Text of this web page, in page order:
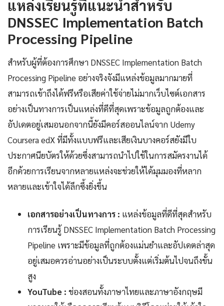
แหล่งเรียนรู้ที่แนะนำสำหรับ
DNSSEC Implementation Batch
Processing Pipeline
สำหรับผู้ที่ต้องการศึกษา DNSSEC Implementation Batch
Processing Pipeline อย่างจริงจังมีแหล่งข้อมูลมากมายที่
สามารถเข้าถึงได้ฟรีหรือเสียค่าใช้จ่ายไม่มากเว็บไซต์เอกสาร
อย่างเป็นทางการเป็นแหล่งที่ดีที่สุดเพราะข้อมูลถูกต้องและ
อัปเดตอยู่เสมอนอกจากนี้ยังมีคอร์สออนไลน์จาก Udemy
Coursera edX ที่มีทั้งแบบฟรีและเสียเงินบางคอร์สยังมีใบ
ประกาศนียบัตรให้ด้วยซึ่งสามารถนำไปใช้ในการสมัครงานได้
อีกด้วยการเรียนจากหลายแหล่งจะช่วยให้ได้มุมมองที่หลาก
หลายและเข้าใจได้ลึกซึ้งยิ่งขึ้น
เอกสารอย่างเป็นทางการ : แหล่งข้อมูลที่ดีที่สุดสำหรับ
การเรียนรู้ DNSSEC Implementation Batch Processing
Pipeline เพราะมีข้อมูลที่ถูกต้องแม่นยำและอัปเดตล่าสุด
อยู่เสมอควรอ่านอย่างเป็นระบบตั้งแต่เริ่มต้นไปจนถึงขั้น
สูง
YouTube : ช่องสอนทั้งภาษาไทยและภาษาอังกฤษมี